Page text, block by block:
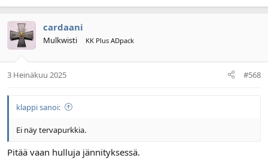
cardaani
Mulkwisti KK Plus ADpack
3 Heinäkuu 2025 #568
klappi sanoi:
Ei näy tervapurkkia.
Pitää vaan hulluja jännityksessä.